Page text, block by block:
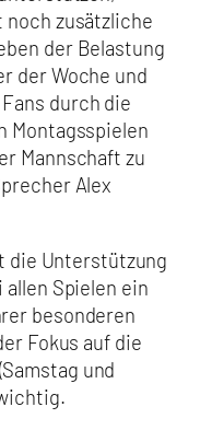
noch zusätzliche
der Belastung
der Woche und
durch die
Montagsspielen
Mannschaft zu
Alex
die Unterstützung
Spielen ein
besonderen
Fokus auf die
und